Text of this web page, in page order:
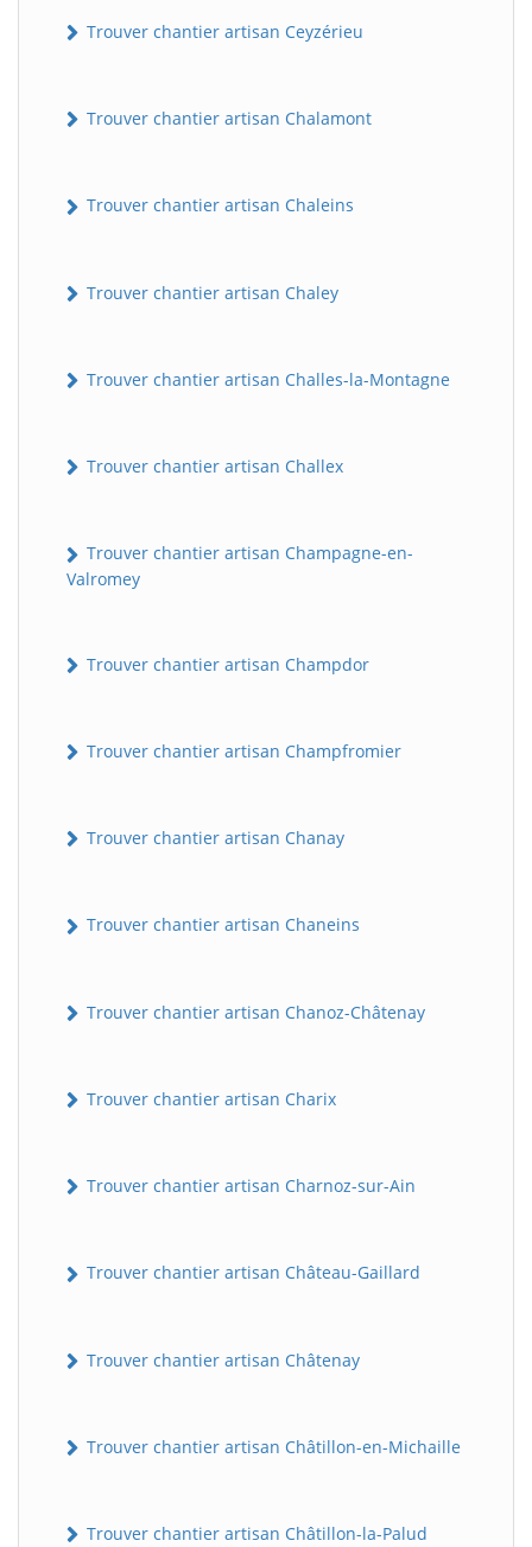
Trouver chantier artisan Ceyzérieu
Trouver chantier artisan Chalamont
Trouver chantier artisan Chaleins
Trouver chantier artisan Chaley
Trouver chantier artisan Challes-la-Montagne
Trouver chantier artisan Challex
Trouver chantier artisan Champagne-en-
Valromey
Trouver chantier artisan Champdor
Trouver chantier artisan Champfromier
Trouver chantier artisan Chanay
Trouver chantier artisan Chaneins
Trouver chantier artisan Chanoz-Châtenay
Trouver chantier artisan Charix
Trouver chantier artisan Charnoz-sur-Ain
Trouver chantier artisan Château-Gaillard
Trouver chantier artisan Châtenay
Trouver chantier artisan Châtillon-en-Michaille
Trouver chantier artisan Châtillon-la-Palud